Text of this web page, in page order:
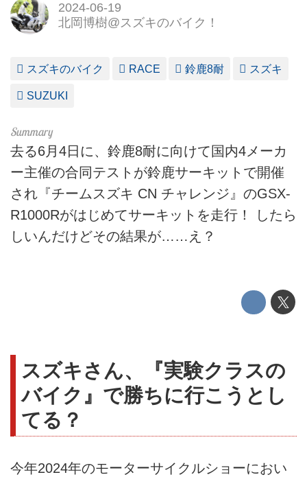
2024-06-19
北岡博樹@スズキのバイク！
スズキのバイク RACE 鈴鹿8耐 スズキ
SUZUKI
去る6月4日に、鈴鹿8耐に向けて国内4メーカ
ー主催の合同テストが鈴鹿サーキットで開催
され『チームスズキ CN チャレンジ』のGSX-
R1000Rがはじめてサーキットを走行！ したら
しいんだけどその結果が……え？
スズキさん、『実験クラスの
バイク』で勝ちに行こうとし
てる？
今年2024年のモーターサイクルショーにおい